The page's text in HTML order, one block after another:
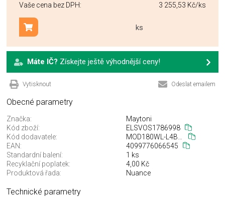
Vaše cena bez DPH: 3 255,53 Kč/ks
ks
Přidat do košíku
Máte IČ? Získejte ještě výhodnější ceny!
Vytisknout Odeslat emailem
Obecné parametry
Značka:
Maytoni
Kód zboží:
ELSVOS1786998
Kód dodavatele:
MOD180WL-L4B3K1
EAN:
4099776066545
Standardní balení:
1 ks
Recyklační poplatek:
4,00 Kč
Produktová řada:
Nuance
Technické parametry